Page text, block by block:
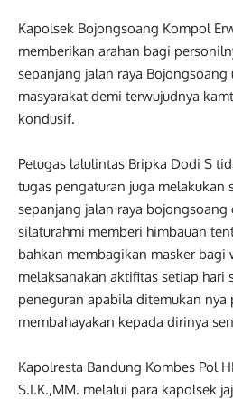
Kapolsek Bojongsoang Kompol
memberikan arahan bagi
sepanjang jalan raya Bojongsoang
masyarakat demi terwujudnya
kondusif.
Petugas lalulintas Bripka Dodi S
tugas pengaturan juga melakukan
sepanjang jalan raya
silaturahmi memberi himbauan
bahkan membagikan masker bagi
melaksanakan aktifitas setiap hari
peneguran apabila ditemukan
membahayakan kepada dirinya
Kapolresta Bandung Kombes Pol
S.I.K.,MM. melalui para kapolsek